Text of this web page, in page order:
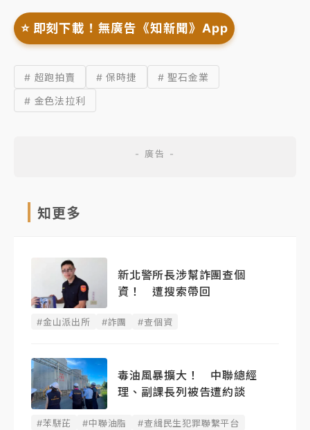
⭐️ 即刻下載！無廣告《知新聞》App
# 超跑拍賣 # 保時捷
# 聖石金業
# 金色法拉利
知更多
新北警所長涉幫詐團查個
資！ 遭搜索帶回
#金山派出所 #詐團 #查個資
毒油風暴擴大！ 中聯總經
理、副課長列被告遭約談
#苯駢芘 #中聯油脂 #查緝民生犯罪聯繫平台